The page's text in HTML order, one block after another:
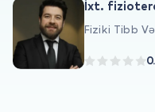
İxt.
Fiziki Tibb